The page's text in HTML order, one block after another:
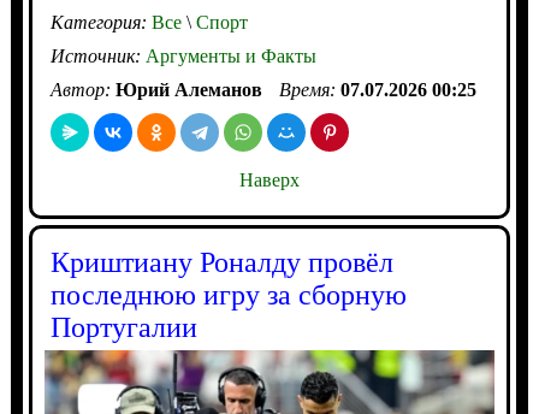
Категория: Все\Спорт
Источник: Аргументы и Факты
Автор: Юрий Алеманов Время: 07.07.2026 00:25
Наверх
Криштиану Роналду провёл
последнюю игру за сборную
Португалии